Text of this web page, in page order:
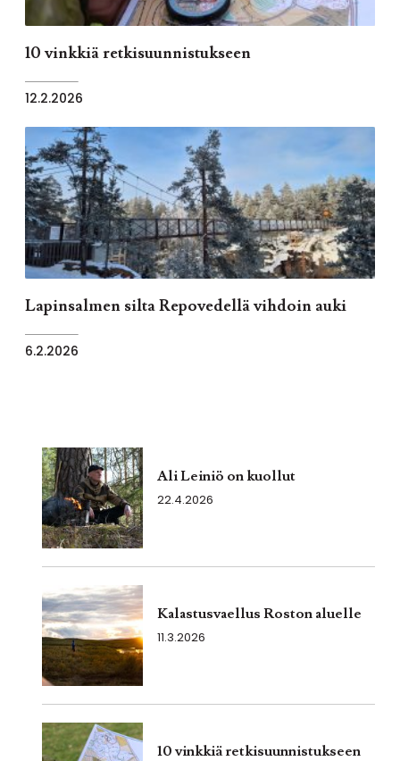
10 vinkkiä retkisuunnistukseen
12.2.2026
Lapinsalmen silta Repovedellä vihdoin auki
6.2.2026
Ali Leiniö on kuollut
22.4.2026
Kalastusvaellus Roston aluelle
11.3.2026
10 vinkkiä retkisuunnistukseen